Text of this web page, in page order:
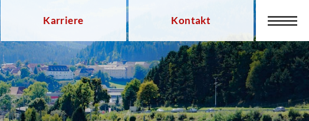
Karriere Kontakt